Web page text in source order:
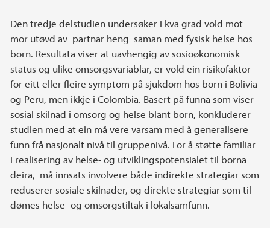
Den tredje delstudien undersøker i kva grad vold mot
mor utøvd av partnar heng saman med fysisk helse hos
born. Resultata viser at uavhengig av sosioøkonomisk
status og ulike omsorgsvariablar, er vold ein risikofaktor
for eitt eller fleire symptom på sjukdom hos born i Bolivia
og Peru, men ikkje i Colombia. Basert på funna som viser
sosial skilnad i omsorg og helse blant born, konkluderer
studien med at ein må vere varsam med å generalisere
funn frå nasjonalt nivå til gruppenivå. For å støtte familiar
i realisering av helse- og utviklingspotensialet til borna
deira, må innsats involvere både indirekte strategiar som
reduserer sosiale skilnader, og direkte strategiar som til
dømes helse- og omsorgstiltak i lokalsamfunn.